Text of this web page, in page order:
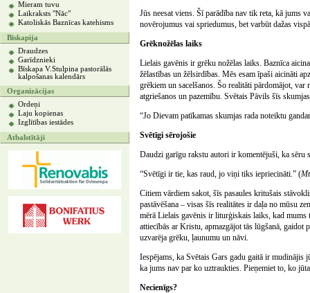
Mieram tuvu
Laikraksts "Nāc"
Katoliskās Baznīcas katehisms
Bīskapija
Draudzes
Garīdznieki
Bīskapa V.Stulpina pastorālās
kalpošanas kalendārs
Organizācijas
Ordeņi
Laju kopienas
Izglītības iestādes
Atbalstītāji
Jūs neesat viens. Šī parādība nav tik reta, kā jums
novērojumus vai spriedumus, bet varbūt dažas
Grēknožēlas laiks
Lielais gavēnis ir grēku nožēlas laiks. Baznīca
žēlastības un žēlsirdības. Mēs esam īpaši aicināti
grēkiem un sacelšanos. Šo realitāti pārdomājot, var
atgriešanos un pazemību. Svētais Pāvils šīs
“Jo Dievam patīkamas skumjas rada noteiktu
Svētīgi sērojošie
Daudzi garīgu rakstu autori ir komentējuši, ka sēru
“Svētīgi ir tie, kas raud, jo viņi tiks iepriecināti.” (Mt
Citiem vārdiem sakot, šīs pasaules kritušais
pastāvēšana – visas šīs realitātes ir daļa no mūsu
mērā Lielais gavēnis ir liturģiskais laiks, kad mums
attiecībās ar Kristu, apmazgājot tās lūgšanā,
uzvarēja grēku, ļaunumu un nāvi.
Iespējams, ka Svētais Gars gadu gaitā ir
ka jums nav par ko uztraukties. Pieņemiet to, ko
Necienīgs?